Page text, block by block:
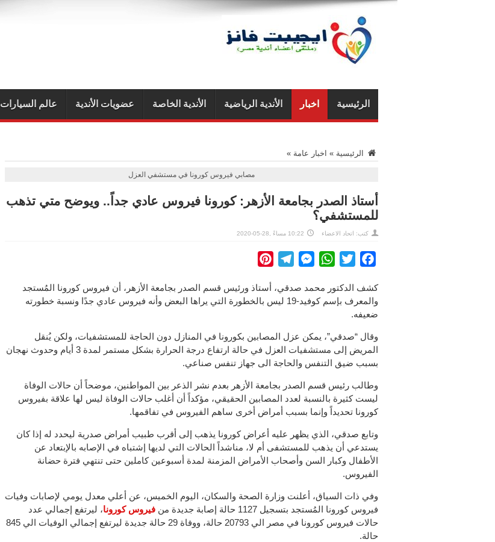
الرئيسية اخبار الأندية الرياضية الأندية الخاصة عضويات الأندية عالم السيارات
الرئيسية » اخبار عامة »
مصابي فيروس كورونا في مستشفي العزل
أستاذ الصدر بجامعة الأزهر: كورونا فيروس عادي جداً.. ويوضح متي تذهب
للمستشفي؟
كتب: اتحاد الاعضاء 10:22 مساءً ,28-05-2020
Facebook
Twitter
WhatsApp
Messenger
Telegram
كشف الدكتور محمد صدقي، أستاذ ورئيس قسم الصدر بجامعة الأزهر، أن فيروس كورونا المُستجد
والمعرف بإسم كوفيد-19 ليس بالخطورة التي يراها البعض وأنه فيروس عادي جدًا ونسبة خطورته
ضعيفه.
وقال “صدقي”، يمكن عزل المصابين بكورونا في المنازل دون الحاجة للمستشفيات، ولكن يُنقل
المريض إلى مستشفيات العزل في حالة ارتفاع درجة الحرارة بشكل مستمر لمدة 3 أيام وحدوث نهجان
بسبب ضيق التنفس والحاجة الى جهاز تنفس صناعي.
وطالب رئيس قسم الصدر بجامعة الأزهر بعدم نشر الذعر بين المواطنين، موضحاً أن حالات الوفاة
ليست كثيرة بالنسبة لعدد المصابين الحقيقي، مؤكداً أن أغلب حالات الوفاة ليس لها علاقة بفيروس
كورونا تحديداً وإنما بسبب أمراض أخرى ساهم الفيروس في تفاقمها.
وتابع صدقي، الذي يظهر عليه أعراض كورونا يذهب إلى أقرب طبيب أمراض صدرية ليحدد له إذا كان
يستدعي أن يذهب للمستشفى أم لا، مناشداً الحالات التي لديها إشتباه في الإصابه بالإبتعاد عن
الأطفال وكبار السن وأصحاب الأمراض المزمنة لمدة أسبوعين كاملين حتى تنتهي فترة حضانة
الفيروس.
وفي ذات السياق، أعلنت وزارة الصحة والسكان، اليوم الخميس، عن أعلي معدل يومي لإصابات وفيات
فيروس كورونا المُستجد بتسجيل 1127 حالة إصابة جديدة من
فيروس كورونا، ليرتفع إجمالي عدد
حالات فيروس كورونا في مصر الي 20793 حالة، ووفاة 29 حالة جديدة ليرتفع إجمالي الوفيات الي 845
حالة.